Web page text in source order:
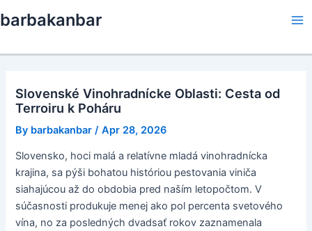
to
barbakanbar
Slovenské Vinohradnícke Oblasti: Cesta od
Terroiru k Poháru
By barbakanbar /Apr 28, 2026
Slovensko, hoci malá a relatívne mladá vinohradnícka
krajina, sa pýši bohatou históriou pestovania viniča
siahajúcou až do obdobia pred naším letopočtom. V
súčasnosti produkuje menej ako pol percenta svetového
vína, no za posledných dvadsať rokov zaznamenala